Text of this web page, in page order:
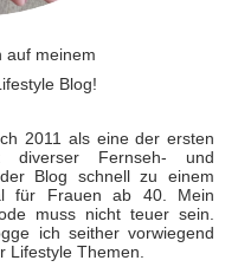
auf meinem
Blog!
2011 als eine der ersten
Fernseh- und
Blog schnell zu einem
für Frauen ab 40. Mein
muss nicht teuer sein.
ich seither vorwiegend
Lifestyle Themen.